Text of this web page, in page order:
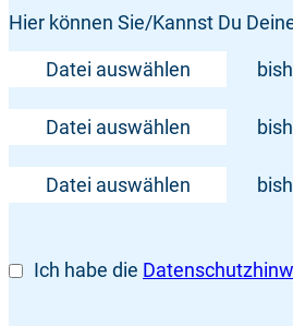
Hier können Sie/Kannst Du
Datei auswählen
Datei auswählen
Datei auswählen
Ich habe die